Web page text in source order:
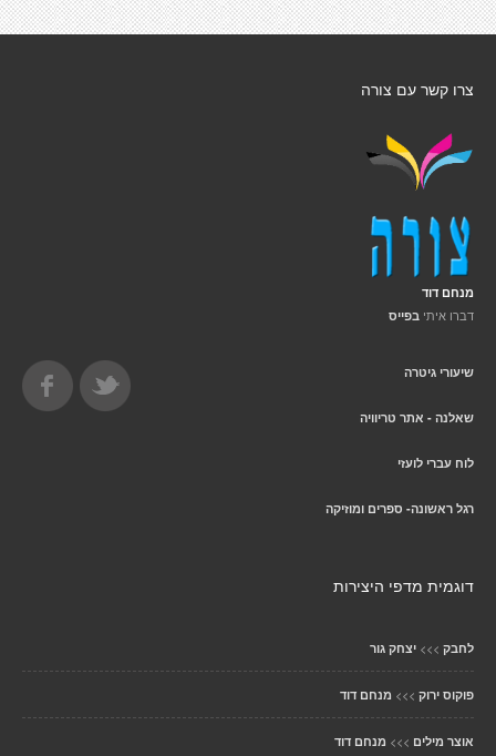
צרו קשר עם צורה
מנחם דוד
דברו איתי בפייס
שיעורי גיטרה
שאלנה - אתר טריוויה
לוח עברי לועזי
רגל ראשונה- ספרים ומוזיקה
דוגמית מדפי היצירות
לחבק >>> יצחק גור
פוקוס ירוק >>> מנחם דוד
אוצר מילים >>> מנחם דוד